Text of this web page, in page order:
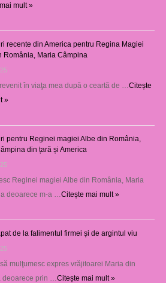
mult »
recente din America pentru Regina Magiei
România, Maria Câmpina
în viaţa mea după o ceartă de … Citește
»
pentru Reginei magiei Albe din România,
din țară și America
Reginei magiei Albe din România, Maria
deoarece m-a … Citește mai mult »
de la falimentul firmei și de argintul viu
mulţumesc expres vrăjitoarei Maria din
deoarece prin … Citește mai mult »